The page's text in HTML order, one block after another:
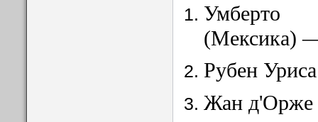
Умберто
(Мексика)
Рубен
Жан